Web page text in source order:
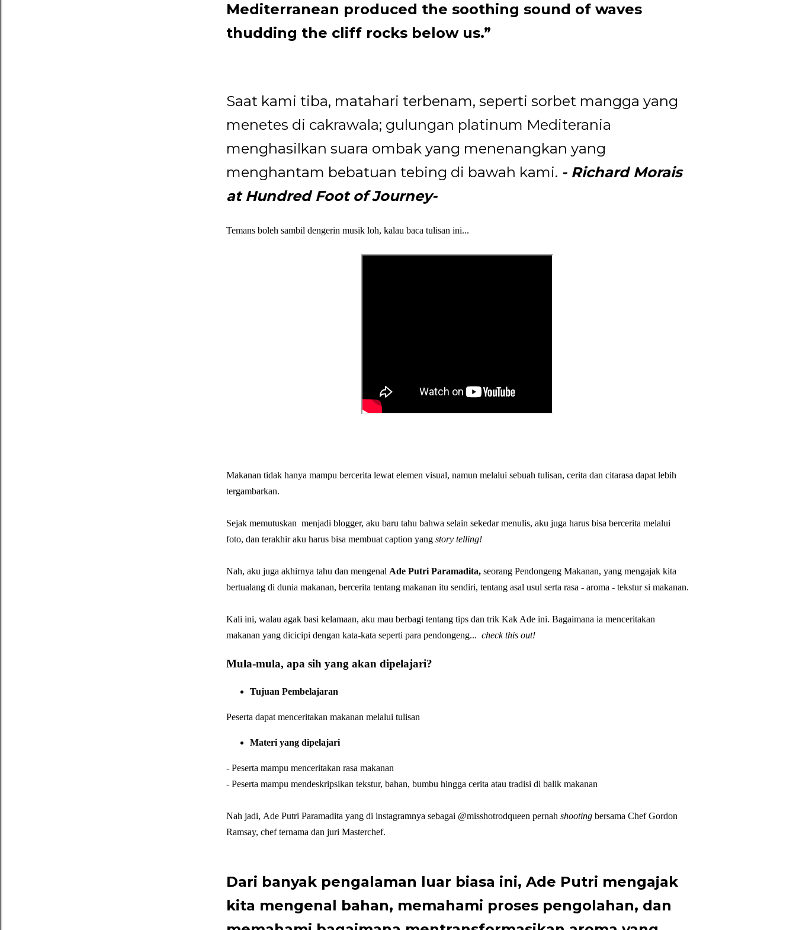
Mediterranean produced the soothing sound of waves
thudding the cliff rocks below us.”
Saat kami tiba, matahari terbenam, seperti sorbet mangga yang
menetes di cakrawala; gulungan platinum Mediterania
menghasilkan suara ombak yang menenangkan yang
menghantam bebatuan tebing di bawah kami. - Richard Morais
at Hundred Foot of Journey-
Temans boleh sambil dengerin musik loh, kalau baca tulisan ini...
Makanan tidak hanya mampu bercerita lewat elemen visual, namun melalui sebuah tulisan, cerita dan citarasa dapat lebih
tergambarkan.
Sejak memutuskan menjadi blogger, aku baru tahu bahwa selain sekedar menulis, aku juga harus bisa bercerita melalui
foto, dan terakhir aku harus bisa membuat caption yang story telling!
Nah, aku juga akhirnya tahu dan mengenal Ade Putri Paramadita,seorang Pendongeng Makanan, yang mengajak kita
bertualang di dunia makanan, bercerita tentang makanan itu sendiri, tentang asal usul serta rasa - aroma - tekstur si makanan.
Kali ini, walau agak basi kelamaan, aku mau berbagi tentang tips dan trik Kak Ade ini. Bagaimana ia menceritakan
makanan yang dicicipi dengan kata-kata seperti para pendongeng... check this out!
Mula-mula, apa sih yang akan dipelajari?
Tujuan Pembelajaran
Peserta dapat menceritakan makanan melalui tulisan
Materi yang dipelajari
- Peserta mampu menceritakan rasa makanan
- Peserta mampu mendeskripsikan tekstur, bahan, bumbu hingga cerita atau tradisi di balik makanan
Nah jadi, Ade Putri Paramadita yang di instagramnya sebagai @misshotrodqueen pernah shootingbersama Chef Gordon
Ramsay, chef ternama dan juri Masterchef.
Dari banyak pengalaman luar biasa ini, Ade Putri mengajak
kita mengenal bahan, memahami proses pengolahan, dan